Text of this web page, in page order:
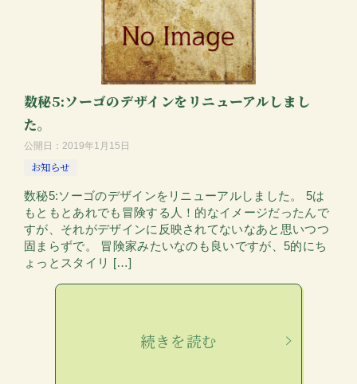
数秘5:ソーゴのデザインをリニューアルしまし
た。
公開日： 2019年1月15日
お知らせ
数秘5:ソーゴのデザインをリニューアルしました。 5は
もともとあれでも冒険する人！的なイメージだったんで
すが、それがデザインに反映されてないなあと思いつつ
固まらずで。 冒険家みたいなのも良いですが、5的にち
ょっとスタイリ […]
続きを読む